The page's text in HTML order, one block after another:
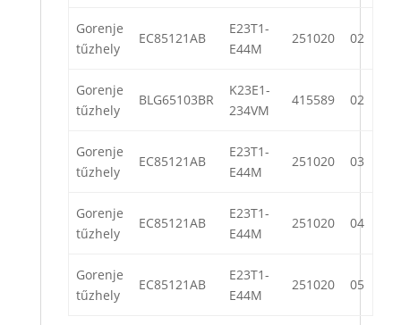
Gorenje
tűzhely
EC85121AB
E23T1-
E44M
251020 02
Gorenje
tűzhely
BLG65103BR
K23E1-
234VM
415589 02
Gorenje
tűzhely
EC85121AB
E23T1-
E44M
251020 03
Gorenje
tűzhely
EC85121AB
E23T1-
E44M
251020 04
Gorenje
tűzhely
EC85121AB
E23T1-
E44M
251020 05